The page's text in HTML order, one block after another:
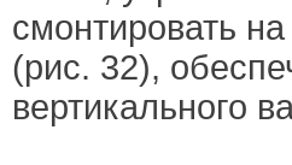
смонтировать
(рис. 32),
вертикального